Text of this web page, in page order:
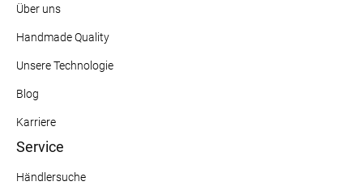
Über uns
Handmade Quality
Unsere Technologie
Blog
Karriere
Service
Händlersuche